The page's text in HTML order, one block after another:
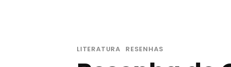
LITERATURA RESENHAS